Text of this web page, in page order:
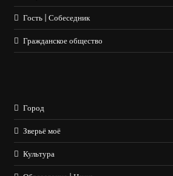
Гость | Собеседник
Гражданское общество
Город
Зверьё моё
Культура